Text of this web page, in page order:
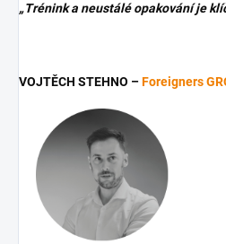
„Trénink a neustálé opakování je
VOJTĚCH STEHNO –Foreigners